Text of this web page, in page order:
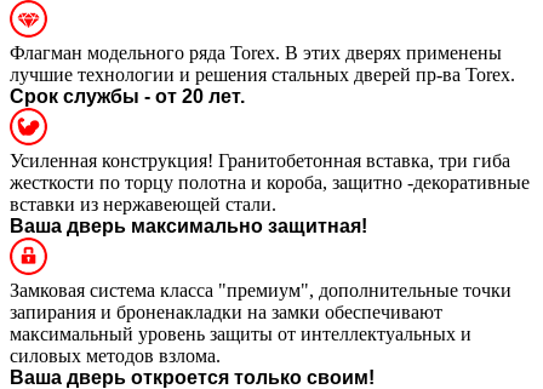
Флагман модельного ряда Torex. В этих дверях применены
лучшие технологии и решения стальных дверей пр-ва Torex.
Срок службы - от 20 лет.
Усиленная конструкция! Гранитобетонная вставка, три гиба
жесткости по торцу полотна и короба, защитно -декоративные
вставки из нержавеющей стали.
Ваша дверь максимально защитная!
Замковая система класса "премиум", дополнительные точки
запирания и броненакладки на замки обеспечивают
максимальный уровень защиты от интеллектуальных и
силовых методов взлома.
Ваша дверь откроется только своим!